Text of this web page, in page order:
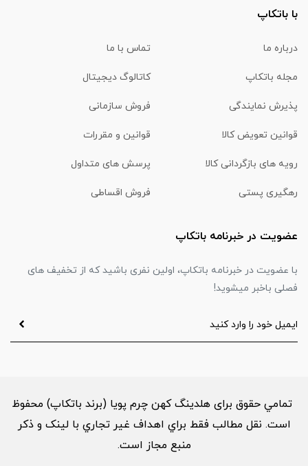
با باتکاپ
درباره ما تماس با ما
مجله باتکاپ کاتالوگ دیجیتال
پذیرش نمایندگی فروش سازمانی
قوانین تعویض کالا قوانین و مقررات
رویه های بازگردانی کالا پرسش های متداول
رهگیری پستی فروش اقساطی
عضویت در خبرنامه باتکاپ
با عضویت در خبرنامه باتکاپ، اولین نفری باشید که از تخفیف های
فصلی باخبر میشوید!
تمامي حقوق برای هلدینگ کهن چرم پویا (برند باتکاپ) محفوظ
است. نقل مطالب فقط براي اهداف غير تجاري با لینک و ذکر
منبع مجاز است.